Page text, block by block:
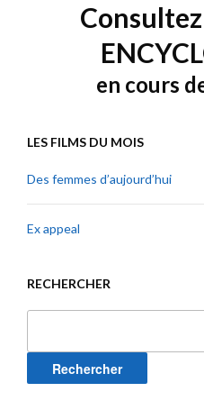
en cours
LES FILMS DU MOIS
Des femmes d’aujourd’hui
Ex appeal
RECHERCHER